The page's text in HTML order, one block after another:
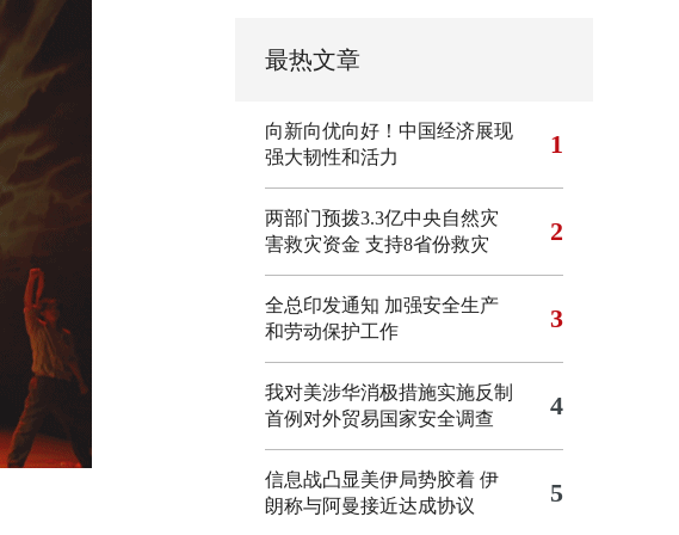
最热文章
向新向优向好！中国经济展现
强大韧性和活力
1
两部门预拨3.3亿中央自然灾
害救灾资金 支持8省份救灾
2
全总印发通知 加强安全生产
和劳动保护工作
3
我对美涉华消极措施实施反制
首例对外贸易国家安全调查
4
信息战凸显美伊局势胶着 伊
朗称与阿曼接近达成协议
5